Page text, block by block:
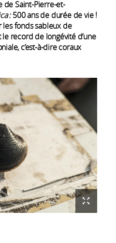
de Saint-Pierre-et-
:500 ans de durée de vie !
fonds sableux de
record de longévité d’une
c’est-à-dire coraux